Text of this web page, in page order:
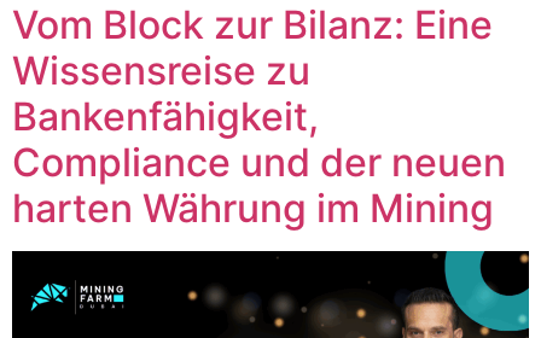
Vom Block zur Bilanz: Eine
Wissensreise zu
Bankenfähigkeit,
Compliance und der neuen
harten Währung im Mining